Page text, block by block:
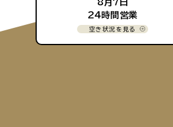
8月7日
24時間営業
空き状況を見る